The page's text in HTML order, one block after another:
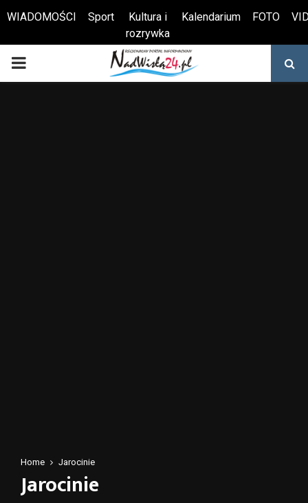
Otwórz pasek narzędzi
WIADOMOŚCI Sport
Kultura i
rozrywka
Kalendarium FOTO
PRIMARY
Home Jarocinie
Jarocinie